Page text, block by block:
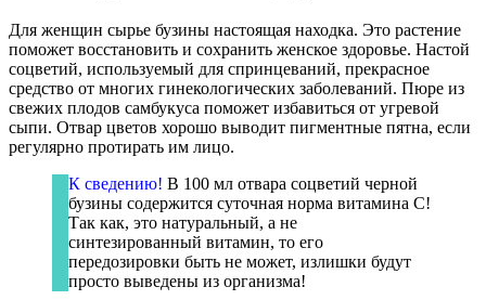
Для женщин сырье бузины настоящая находка. Это растение
поможет восстановить и сохранить женское здоровье. Настой
соцветий, используемый для спринцеваний, прекрасное
средство от многих гинекологических заболеваний. Пюре из
свежих плодов самбукуса поможет избавиться от угревой
сыпи. Отвар цветов хорошо выводит пигментные пятна, если
регулярно протирать им лицо.
К сведению! В 100 мл отвара соцветий черной
бузины содержится суточная норма витамина С!
Так как, это натуральный, а не
синтезированный витамин, то его
передозировки быть не может, излишки будут
просто выведены из организма!